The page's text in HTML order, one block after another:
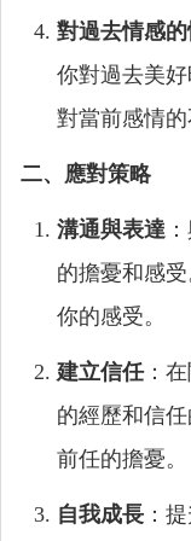
對過去情感
你對過去美
對當前感情的
二、應對策略
溝通與表達
的擔憂和感
你的感受。
建立信任：
的經歷和信
前任的擔憂。
自我成長 ：